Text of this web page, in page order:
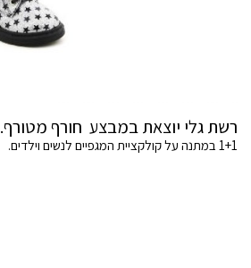
רשת גלי יוצאת במבצע חורף מטורף.
1+1 במתנה על קולקציית המגפיים לנשים וילדים.